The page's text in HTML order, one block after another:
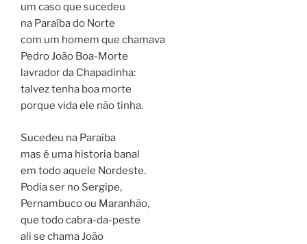
um caso que sucedeu
na Paraíba do Norte
com um homem que chamava
Pedro João Boa-Morte
lavrador da Chapadinha:
talvez tenha boa morte
porque vida ele não tinha.
Sucedeu na Paraíba
mas é uma historia banal
em todo aquele Nordeste.
Podia ser no Sergipe,
Pernambuco ou Maranhão,
que todo cabra-da-peste
ali se chama João